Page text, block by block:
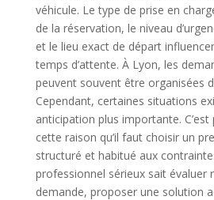
véhicule. Le type de prise en
de la réservation, le niveau
et le lieu exact de départ
temps d’attente. À Lyon, les
peuvent souvent être organisées
Cependant, certaines situations
anticipation plus importante.
cette raison qu’il faut choisir un
structuré et habitué aux
professionnel sérieux sait évaluer
demande, proposer une solution